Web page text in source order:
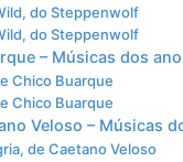
do Steppenwolf
do Steppenwolf
– Músicas dos
Chico Buarque
Chico Buarque
Veloso – Músicas
de Caetano Veloso